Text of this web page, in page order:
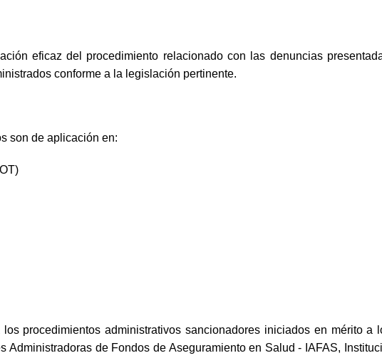
eficaz del procedimiento relacionado con las denuncias
conforme a la legislación pertinente.
son de aplicación en:
procedimientos administrativos sancionadores iniciados en mérito
de Fondos de Aseguramiento en Salud - IAFAS,